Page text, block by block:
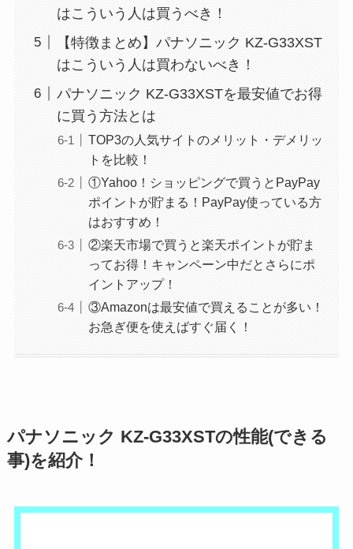
はこういう人は買うべき！
【特徴まとめ】パナソニック KZ-G33XST
はこういう人は買わないべき！
パナソニック KZ-G33XSTを最安値でお得
に買う方法とは
TOP3の人気サイトのメリット・デメリッ
トを比較！
①Yahoo！ショッピングで買うとPayPay
ポイントが貯まる！PayPay使っている方
はおすすめ！
②楽天市場で買うと楽天ポイントが貯ま
ってお得！キャンペーン中だとさらにポ
イントアップ！
③Amazonは最安値で買えることが多い！
お急ぎ便を使えばすぐ届く！
パナソニック KZ-G33XSTの性能(できる
事)を紹介！